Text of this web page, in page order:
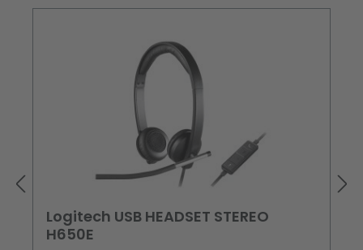
Logitech USB HEADSET STEREO
H650E